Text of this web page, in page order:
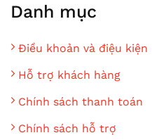
Danh mục
Điều khoản và điệu kiện
Hỗ trợ khách hàng
Chính sách thanh toán
Chính sách hỗ trợ